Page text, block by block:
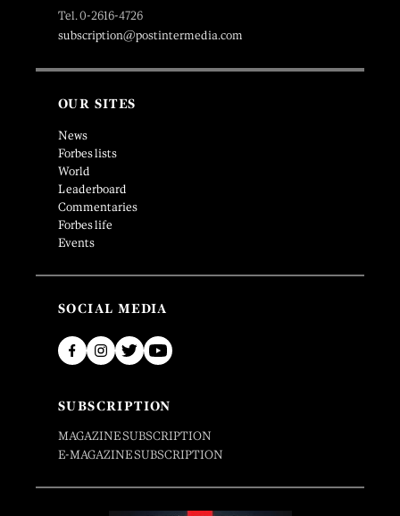
Tel. 0-2616-4726
subscription@postintermedia.com
OUR SITES
News
Forbes lists
World
Leaderboard
Commentaries
Forbes life
Events
SOCIAL MEDIA
SUBSCRIPTION
MAGAZINE SUBSCRIPTION
E-MAGAZINE SUBSCRIPTION